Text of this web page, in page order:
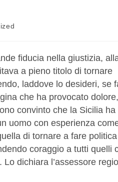
fiducia nella giustizia,
a pieno titolo di tornare
laddove lo desideri, se
che ha provocato dolore,
convinto che la Sicilia ha
uomo con esperienza
di tornare a fare politica
coraggio a tutti quelli
dichiara l’assessore